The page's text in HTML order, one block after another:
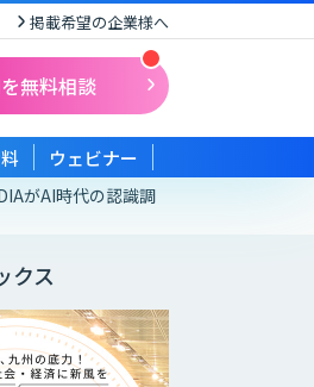
掲載希望の企業様へ
無料相談
ウェビナー
がAI時代の認識調
クス